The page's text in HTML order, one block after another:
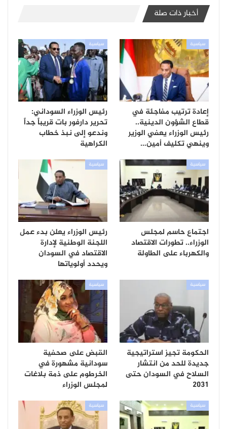
أخبار ذات صلة
سياسية
إعادة ترتيب مفاجئة في
قطاع الشؤون الدينية..
رئيس الوزراء يعفي الوزير
وينهي تكليف أمين…
سياسية
رئيس الوزراء السوداني:
تحرير دارفور بات قريباً جداً
وندعو إلى نبذ خطاب
الكراهية
سياسية
اجتماع حاسم لمجلس
الوزراء.. تطورات الاقتصاد
والكهرباء على الطاولة
سياسية
رئيس الوزراء يعلن بدء عمل
اللجنة الوطنية لإدارة
الاقتصاد في السودان
ويحدد أولوياتها
سياسية
الحكومة تجيز استراتيجية
جديدة للحد من انتشار
السلاح في السودان حتى
2031
سياسية
القبض على صحفية
سودانية مشهورة في
الخرطوم على ذمة بلاغات
لمجلس الوزراء
سياسية سياسية